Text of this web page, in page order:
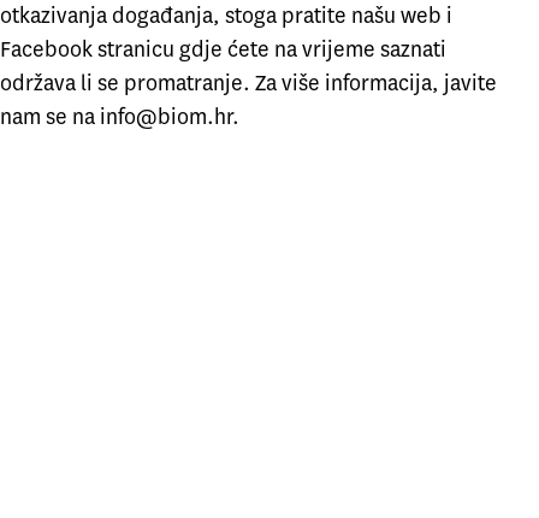
otkazivanja događanja, stoga pratite našu web i
Facebook stranicu gdje ćete na vrijeme saznati
održava li se promatranje. Za više informacija, javite
nam se na info@biom.hr.